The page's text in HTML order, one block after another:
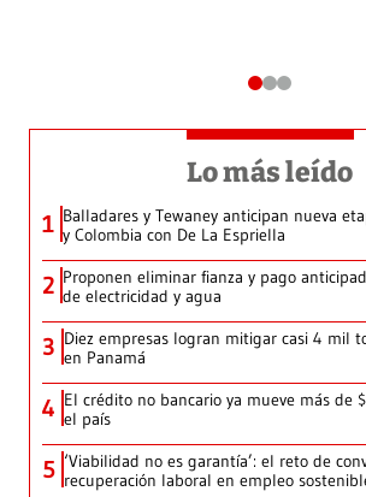
Lo más leído
1 Balladares y Tewaney anticipan nueva
y Colombia con De La Espriella
2 Proponen eliminar fianza y pago
de electricidad y agua
3 Diez empresas logran mitigar casi 4 mil
en Panamá
4 El crédito no bancario ya mueve más de
el país
5 ‘Viabilidad no es garantía’: el reto de
recuperación laboral en empleo